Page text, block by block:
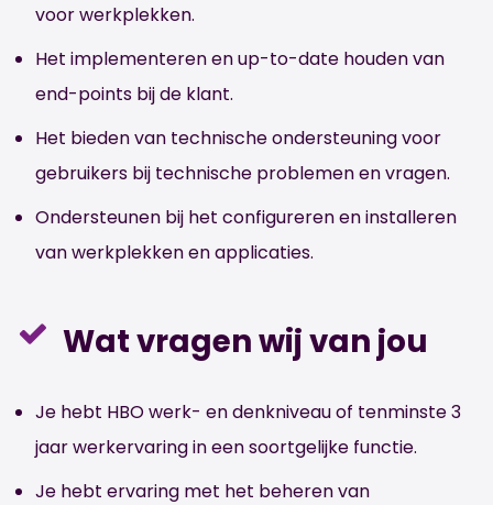
voor werkplekken.
Het implementeren en up-to-date houden van
end-points bij de klant.
Het bieden van technische ondersteuning voor
gebruikers bij technische problemen en vragen.
Ondersteunen bij het configureren en installeren
van werkplekken en applicaties.
Wat vragen wij van jou
Je hebt HBO werk- en denkniveau of tenminste 3
jaar werkervaring in een soortgelijke functie.
Je hebt ervaring met het beheren van